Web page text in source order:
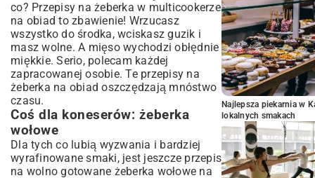
co? Przepisy na żeberka w multicookerze
na obiad to zbawienie! Wrzucasz
wszystko do środka, wciskasz guzik i
masz wolne. A mięso wychodzi obłędnie
miękkie. Serio, polecam każdej
zapracowanej osobie. Te przepisy na
żeberka na obiad oszczędzają mnóstwo
czasu.
Coś dla koneserów: żeberka
wołowe
Dla tych co lubią wyzwania i bardziej
wyrafinowane smaki, jest jeszcze przepis
na wolno gotowane żeberka wołowe na
Najlepsza piekarnia w
lokalnych smakach